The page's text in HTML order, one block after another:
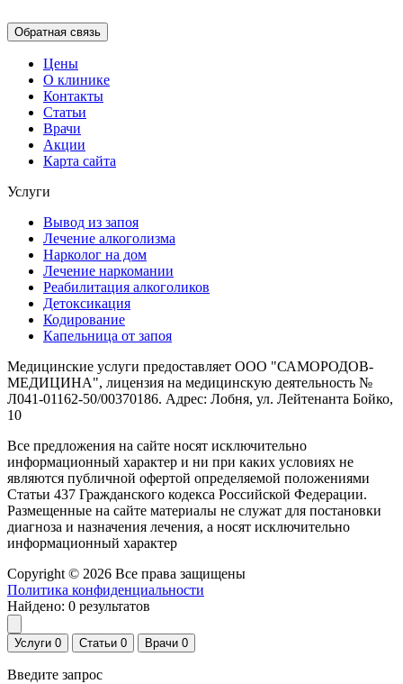
Обратная связь
Цены
О клинике
Контакты
Статьи
Врачи
Акции
Карта сайта
Услуги
Вывод из запоя
Лечение алкоголизма
Нарколог на дом
Лечение наркомании
Реабилитация алкоголиков
Детоксикация
Кодирование
Капельница от запоя
Медицинские услуги предоставляет ООО "САМОРОДОВ-
МЕДИЦИНА", лицензия на медицинскую деятельность №
Л041-01162-50/00370186. Адрес: Лобня, ул. Лейтенанта Бойко,
10
Все предложения на сайте носят исключительно
информационный характер и ни при каких условиях не
являются публичной офертой определяемой положениями
Статьи 437 Гражданского кодекса Российской Федерации.
Размещенные на сайте материалы не служат для постановки
диагноза и назначения лечения, а носят исключительно
информационный характер
Copyright © 2026 Все права защищены
Политика конфиденциальности
Найдено: 0 результатов
Услуги 0 Статьи 0 Врачи 0
Введите запрос